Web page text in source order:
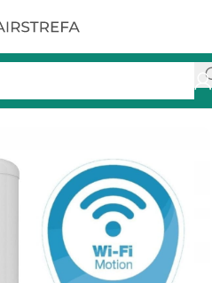
IF 80 V Comfort Wi-Fi